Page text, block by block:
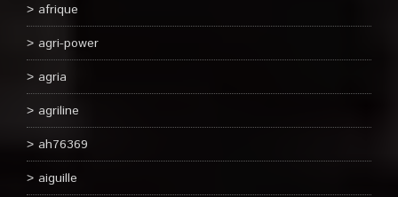
afrique
agri-power
agria
agriline
ah76369
aiguille